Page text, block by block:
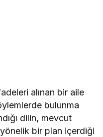
alınan bir aile
bulunma
dilin, mevcut
bir plan içerdiği